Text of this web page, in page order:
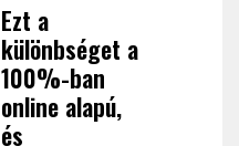
Ezt a
különbséget a
100%-ban
online alapú,
és